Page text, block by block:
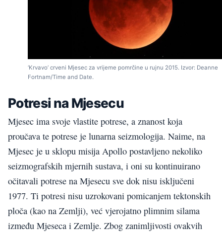
‘Krvavo’ crveni Mjesec za vrijeme pomrčine u rujnu 2015. Izvor: Deanne
Fortnam/Time and Date.
Potresi na Mjesecu
Mjesec ima svoje vlastite potrese, a znanost koja
proučava te potrese je lunarna seizmologija. Naime, na
Mjesec je u sklopu misija Apollo postavljeno nekoliko
seizmografskih mjernih sustava, i oni su kontinuirano
očitavali potrese na Mjesecu sve dok nisu isključeni
1977. Ti potresi nisu uzrokovani pomicanjem tektonskih
ploča (kao na Zemlji), već vjerojatno plimnim silama
između Mjeseca i Zemlje. Zbog zanimljivosti ovakvih